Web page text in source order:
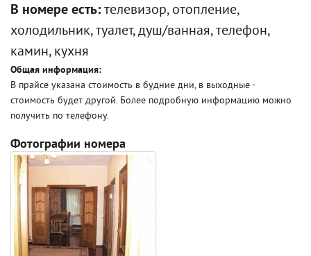
В номере есть: телевизор, отопление,
холодильник, туалет, душ/ванная, телефон,
камин, кухня
Общая информация:
В прайсе указана стоимость в будние дни, в выходные -
стоимость будет другой. Более подробную информацию можно
получить по телефону.
Фотографии номера